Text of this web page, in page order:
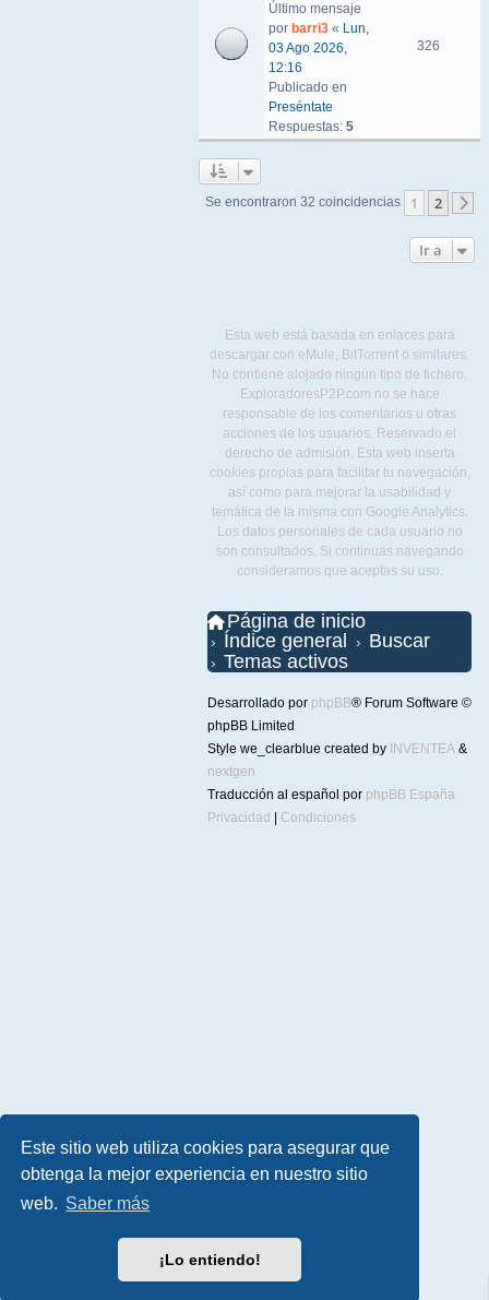
Este sitio web utiliza cookies para asegurar que
obtenga la mejor experiencia en nuestro sitio
web. Saber más
¡Lo entiendo!
Último mensaje
por barri3 « Lun,
03 Ago 2026,
12:16
Publicado en
Preséntate
Respuestas: 5
326
Se encontraron 32 coincidencias 1 2
Ir a
Esta web está basada en enlaces para
descargar con eMule, BitTorrent o similares.
No contiene alojado ningún tipo de fichero.
ExploradoresP2P.com no se hace
responsable de los comentarios u otras
acciones de los usuarios. Reservado el
derecho de admisión. Esta web inserta
cookies propias para facilitar tu navegación,
así como para mejorar la usabilidad y
temática de la misma con Google Analytics.
Los datos personales de cada usuario no
son consultados. Si continuas navegando
consideramos que aceptas su uso.
Página de inicio
Índice general
Buscar
Temas activos
Desarrollado por phpBB® Forum Software ©
phpBB Limited
Style we_clearblue created by INVENTEA &
nextgen
Traducción al español por phpBB España
Privacidad
Condiciones